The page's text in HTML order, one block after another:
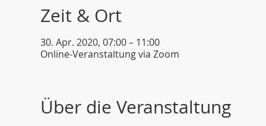
Zeit & Ort
30. Apr. 2020, 07:00 – 11:00
Online-Veranstaltung via Zoom
Über die Veranstaltung